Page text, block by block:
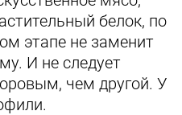
белок, по
этапе не заменит
И не следует
чем другой. У